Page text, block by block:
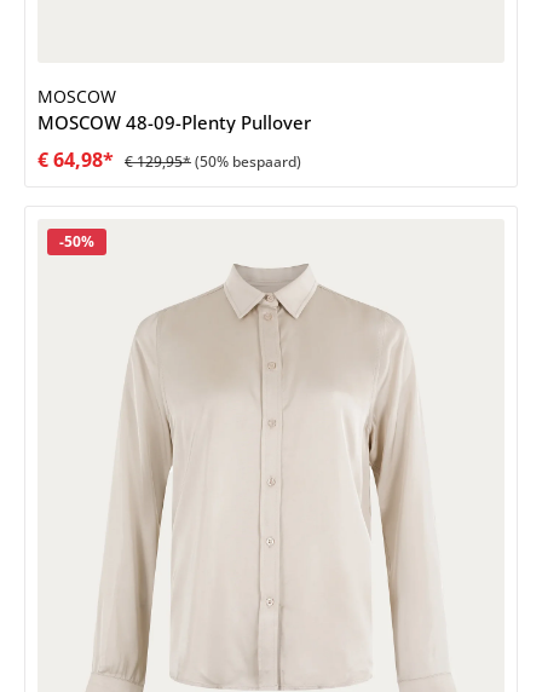
MOSCOW
MOSCOW 48-09-Plenty Pullover
€ 64,98* € 129,95*(50% bespaard)
Korting
-50%